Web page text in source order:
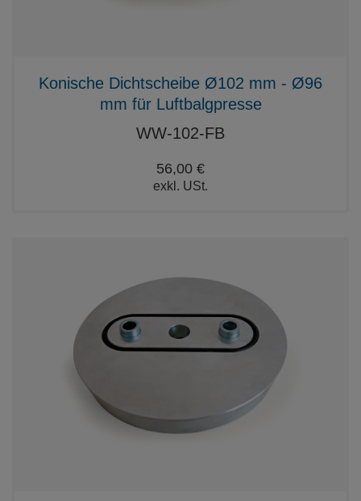
Konische Dichtscheibe Ø102 mm - Ø96
mm für Luftbalgpresse
WW-102-FB
56,00 €
exkl. USt.